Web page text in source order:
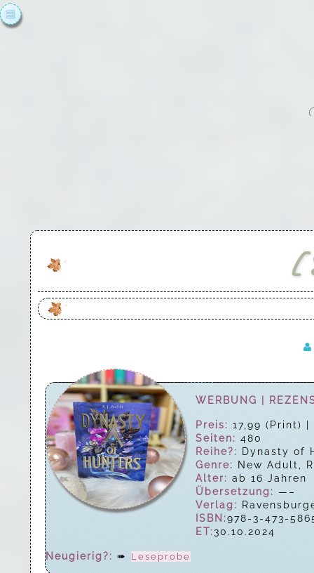
WERBUNG |
Preis: 17,99 (Print)
Seiten: 480
Reihe?:
Dynasty of
Genre:
New Adult,
Alter: ab 16 Jahren
Übersetzung: —–
Verlag:
ISBN:978-3-473-
ET:30.10.2024
Neugierig?: ➠ Leseprobe